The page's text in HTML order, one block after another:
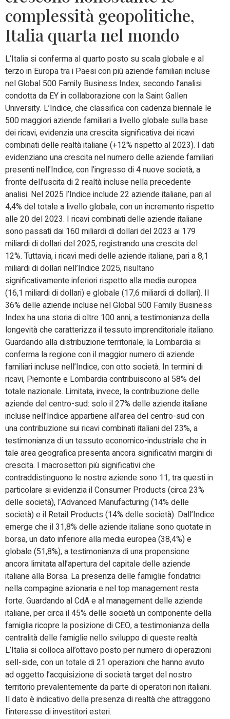
complessità geopolitiche,
Italia quarta nel mondo
L’Italia si conferma al quarto posto su scala globale e al
terzo in Europa tra i Paesi con più aziende familiari incluse
nel Global 500 Family Business Index, secondo l’analisi
condotta da EY in collaborazione con la Saint Gallen
University. L’Indice, che classifica con cadenza biennale le
500 maggiori aziende familiari a livello globale sulla base
dei ricavi, evidenzia una crescita significativa dei ricavi
combinati delle realtà italiane (+12% rispetto al 2023). I dati
evidenziano una crescita nel numero delle aziende familiari
presenti nell’Indice, con l’ingresso di 4 nuove società, a
fronte dell’uscita di 2 realtà incluse nella precedente
analisi. Nel 2025 l’Indice include 22 aziende italiane, pari al
4,4% del totale a livello globale, con un incremento rispetto
alle 20 del 2023. I ricavi combinati delle aziende italiane
sono passati dai 160 miliardi di dollari del 2023 ai 179
miliardi di dollari del 2025, registrando una crescita del
12%. Tuttavia, i ricavi medi delle aziende italiane, pari a 8,1
miliardi di dollari nell’Indice 2025, risultano
significativamente inferiori rispetto alla media europea
(16,1 miliardi di dollari) e globale (17,6 miliardi di dollari). Il
36% delle aziende incluse nel Global 500 Family Business
Index ha una storia di oltre 100 anni, a testimonianza della
longevità che caratterizza il tessuto imprenditoriale italiano.
Guardando alla distribuzione territoriale, la Lombardia si
conferma la regione con il maggior numero di aziende
familiari incluse nell’Indice, con otto società. In termini di
ricavi, Piemonte e Lombardia contribuiscono al 58% del
totale nazionale. Limitata, invece, la contribuzione delle
aziende del centro-sud: solo il 27% delle aziende italiane
incluse nell’Indice appartiene all’area del centro-sud con
una contribuzione sui ricavi combinati italiani del 23%, a
testimonianza di un tessuto economico-industriale che in
tale area geografica presenta ancora significativi margini di
crescita. I macrosettori più significativi che
contraddistinguono le nostre aziende sono 11, tra questi in
particolare si evidenzia il Consumer Products (circa 23%
delle società), l’Advanced Manufacturing (14% delle
società) e il Retail Products (14% delle società). Dall’Indice
emerge che il 31,8% delle aziende italiane sono quotate in
borsa, un dato inferiore alla media europea (38,4%) e
globale (51,8%), a testimonianza di una propensione
ancora limitata all’apertura del capitale delle aziende
italiane alla Borsa. La presenza delle famiglie fondatrici
nella compagine azionaria e nel top management resta
forte. Guardando al CdA e al management delle aziende
italiane, per circa il 45% delle società un componente della
famiglia ricopre la posizione di CEO, a testimonianza della
centralità delle famiglie nello sviluppo di queste realtà.
L’Italia si colloca all’ottavo posto per numero di operazioni
sell-side, con un totale di 21 operazioni che hanno avuto
ad oggetto l’acquisizione di società target del nostro
territorio prevalentemente da parte di operatori non italiani.
Il dato è indicativo della presenza di realtà che attraggono
l’interesse di investitori esteri.